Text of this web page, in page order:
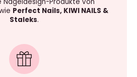
Nageldesign-Produkte von
Perfect Nails, KIWI NAILS &
Staleks.